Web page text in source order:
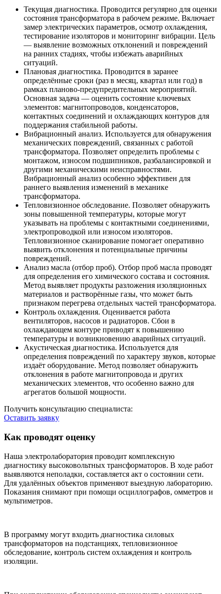
Текущая диагностика. Проводится регулярно для оценки
состояния трансформатора в рабочем режиме. Включает
замер электрических параметров, осмотр охлаждения,
тестирование изоляторов и мониторинг вибрации. Цель
— выявление возможных отклонений и повреждений
на ранних стадиях, чтобы избежать аварийных
ситуаций.
Плановая диагностика. Проводится в заранее
определённые сроки (раз в месяц, квартал или год) в
рамках планово-предупредительных мероприятий.
Основная задача — оценить состояние ключевых
элементов: магнитопроводов, конденсаторов,
контактных соединений и охлаждающих контуров для
поддержания стабильной работы.
Вибрационный анализ. Используется для обнаружения
механических повреждений, связанных с работой
трансформатора. Позволяет определить проблемы с
монтажом, износом подшипников, разбалансировкой и
другими механическими неисправностями.
Вибрационный анализ особенно эффективен для
раннего выявления изменений в механике
трансформатора.
Тепловизионное обследование. Позволяет обнаружить
зоны повышенной температуры, которые могут
указывать на проблемы с контактными соединениями,
электропроводкой или износом изоляторов.
Тепловизионное сканирование помогает оперативно
выявить отклонения и потенциальные причины
повреждений.
Анализ масла (отбор проб). Отбор проб масла проводят
для определения его химического состава и состояния.
Метод выявляет продукты разложения изоляционных
материалов и растворённые газы, что может быть
признаком перегрева отдельных частей трансформатора.
Контроль охлаждения. Оценивается работа
вентиляторов, насосов и радиаторов. Сбои в
охлаждающем контуре приводят к повышению
температуры и возникновению аварийных ситуаций.
Акустическая диагностика. Используется для
определения повреждений по характеру звуков, которые
издаёт оборудование. Метод позволяет обнаружить
отклонения в работе магнитопровода и других
механических элементов, что особенно важно для
агрегатов большой мощности.
Получить консультацию специалиста:
Оставить заявку
Как проводят оценку
Наша электролаборатория проводит комплексную
диагностику высоковольтных трансформаторов. В ходе работ
выявляются неполадки, составляется акт о состоянии сети.
Для удалённых объектов применяют выездную лабораторию.
Показания снимают при помощи осциллографов, омметров и
мультиметров.
В программу могут входить диагностика силовых
трансформаторов на подстанциях, тепловизионное
обследование, контроль систем охлаждения и контроль
изоляции.